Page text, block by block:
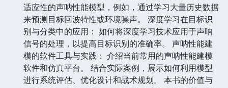
适应性的声呐性能模型，例如，通过学习大量历史数据
来预测目标回波特性或环境噪声。 深度学习在目标识
别与分类中的应用： 如何将深度学习技术应用于声呐
信号的处理，以提高目标识别的准确率。 声呐性能建
模的软件工具与实践： 介绍当前常用的声呐性能建模
软件和仿真平台。 结合实际案例，展示如何利用模型
进行系统评估、优化设计和战术规划。 本书的价值与